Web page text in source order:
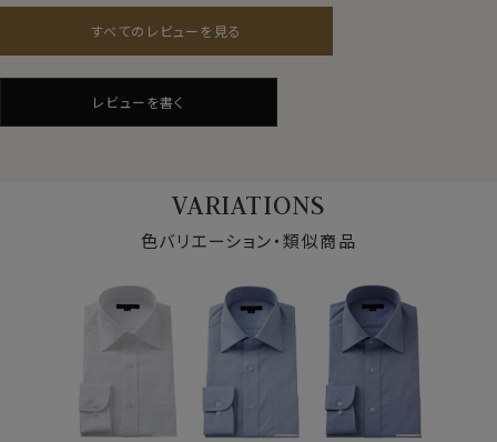
ルシーンにも。
ニットと合わせて上品カジュアルシャツとして、そして洗
いざらしでデニムと合わせてフレッピー風にと、これ一枚
カフス部分はコンバーチブルカフスになっておりますの
S-37～LL-43・3L-45・4L-47cm / トールM-88・L-90・
LL-90cm・全１２サイズにてご用意。(サイズ表C)
▼【定番商品】欠品サイズの再入荷日は未定です。
後身頃
バックダーツ入り
ポケットあり
柄
織柄無地
アジャストボタン
トールサイズ Ｍ-88・Ｌ-90・ＬＬ-90
ナチュラルフィット
▼【定番商品】欠品サイズは再入荷の予定があります
▼ナチュラルフィットとは？
後ろ身頃にダーツを入れて、ウエスト部分をやや絞ったス
タイルです。
適度に絞ったウエストラインは細すぎず、それでいてダボ
つきのないシルエット。
すべてのレビューを見る
レビューを書く
VARIATIONS
色バリエーション・類似商品